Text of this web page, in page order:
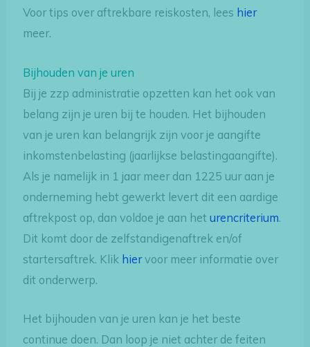
Voor tips over aftrekbare reiskosten, lees hier
meer.
Bijhouden van je uren
Bij je zzp administratie opzetten kan het ook van
belang zijn je uren bij te houden. Het bijhouden
van je uren kan belangrijk zijn voor je aangifte
inkomstenbelasting (jaarlijkse belastingaangifte).
Als je namelijk in 1 jaar meer dan 1225 uur aan je
onderneming hebt gewerkt levert dit een aardige
aftrekpost op, dan voldoe je aan heturencriterium.
Dit komt door de zelfstandigenaftrek en/of
startersaftrek. Klik hiervoor meer informatie over
dit onderwerp.
Het bijhouden van je uren kan je het beste
continue doen. Dan loop je niet achter de feiten